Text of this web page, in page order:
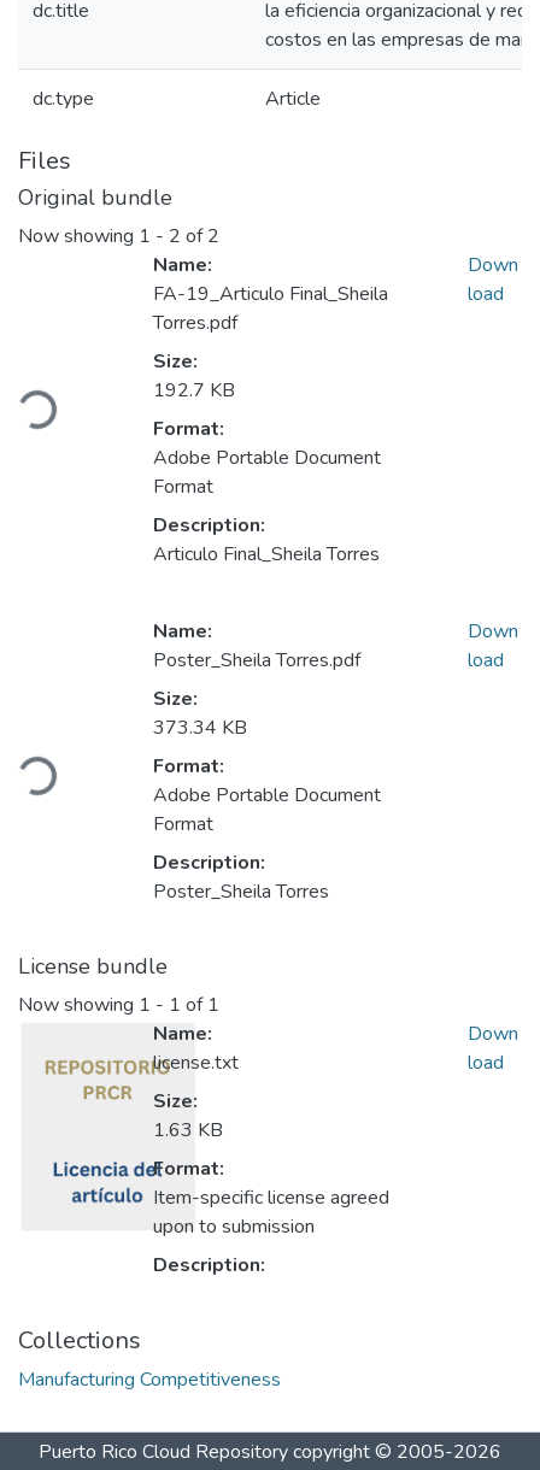
dc.title
la eficiencia organizacional y
costos en las empresas de
dc.type Article
Files
Original bundle
Now showing 1 - 2 of 2
Loading...
Name:
FA-19_Articulo Final_Sheila
Torres.pdf
Size:
192.7 KB
Format:
Adobe Portable Document
Format
Description:
Articulo Final_Sheila Torres
Down
load
Loading...
Name:
Poster_Sheila Torres.pdf
Size:
373.34 KB
Format:
Adobe Portable Document
Format
Description:
Poster_Sheila Torres
Down
load
License bundle
Now showing 1 - 1 of 1
Name:
license.txt
Size:
1.63 KB
Format:
Item-specific license agreed
upon to submission
Description:
Down
load
Collections
Manufacturing Competitiveness
Puerto Rico Cloud Repositorycopyright © 2005-2026